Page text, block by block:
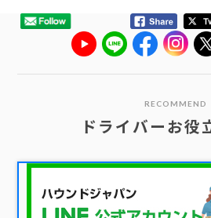
RECOMMEND
ドライバーお役